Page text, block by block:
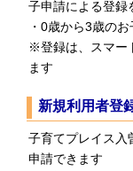
子申請による登録
・0歳から3歳の
※登録は、スマー
ます
新規利用者登
子育てプレイス入
申請できます